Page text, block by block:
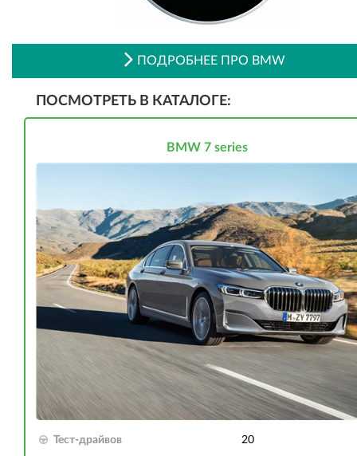
ПОДРОБНЕЕ ПРО BMW
ПОСМОТРЕТЬ В КАТАЛОГЕ:
BMW 7 series
Тест-драйвов 20